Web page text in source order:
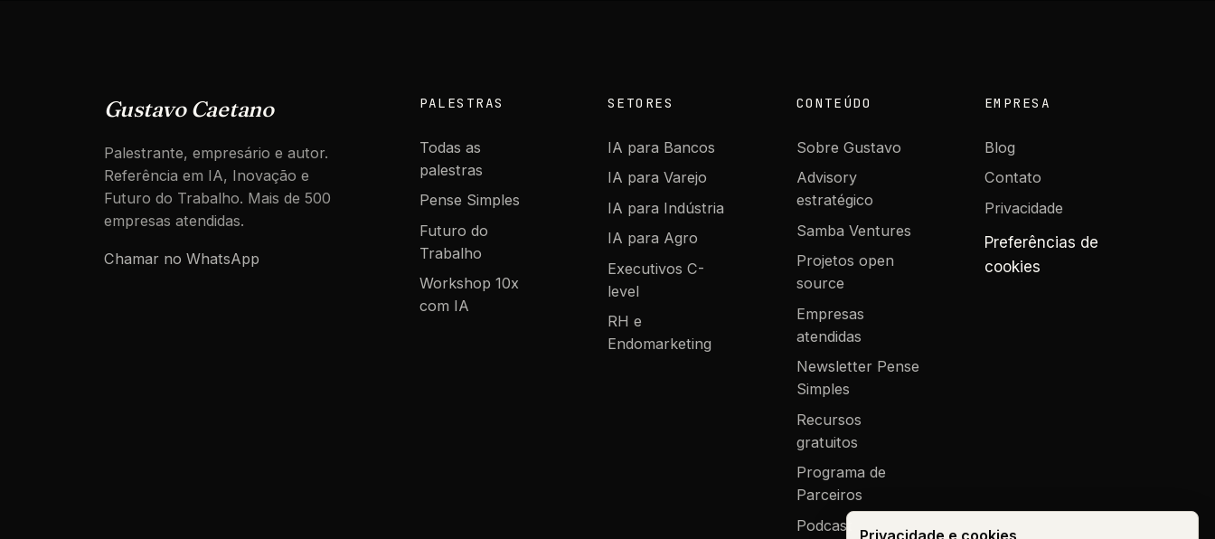
Gustavo Caetano
Palestrante, empresário e autor.
Referência em IA, Inovação e
Futuro do Trabalho. Mais de 500
empresas atendidas.
Chamar no WhatsApp
PALESTRAS
Todas as
palestras
Pense Simples
Futuro do
Trabalho
Workshop 10x
com IA
SETORES
IA para Bancos
IA para Varejo
IA para Indústria
IA para Agro
Executivos C-
level
RH e
Endomarketing
CONTEÚDO
Sobre Gustavo
Advisory
estratégico
Samba Ventures
Projetos open
source
Empresas
atendidas
Newsletter Pense
Simples
Recursos
gratuitos
Programa de
Parceiros
Podcast
EMPRESA
Blog
Contato
Privacidade
Preferências de
cookies